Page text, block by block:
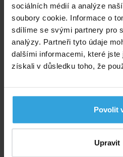
sociálních médií a analýze
soubory cookie. Informace o
sdílíme se svými partnery pro
analýzy. Partneři tyto údaje
dalšími informacemi, které
získali v důsledku toho, že
Povolit
Upravit
Typ stěny:
Alternativní
INTEX 58439